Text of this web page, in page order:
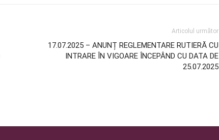
Articolul următor
17.07.2025 – ANUNȚ REGLEMENTARE RUTIERĂ CU
INTRARE ÎN VIGOARE ÎNCEPÂND CU DATA DE
25.07.2025